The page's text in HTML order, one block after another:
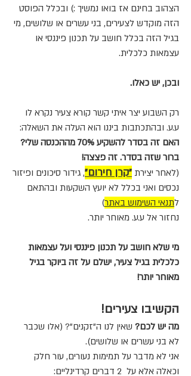
הצהוב בחינם אז בואו נמשיך :) ובכלל הפוסט
הזה מוקדש לצעירים, בני עשרים או שלושים, מי
בגיל הזה בכלל חושב על תכנון פיננסי או
עצמאות כלכלית.
ובכן, יש כאלו.
רק השבוע יצר איתי קשר קורא צעיר נקרא לו
ע.ע. ובהתכתבות ביננו הוא העלה את השאלה:
האם זה בסדר להשקיע 70% מההכנסה שלי?
ברור שזה בסדר. זה פצצה!
(לאחר יצירת "קרן חירום", גידור סיכונים ופיזור
נכסים ואני בכלל לא יועץ השקעות ובהתאם
לתנאי השימוש באתר)
נחזור אל ע.ע. מאוחר יותר.
מי שלא חושב על תכנון פיננסי ועל עצמאות
כלכלית בגיל צעיר, ישלם על זה ביוקר בגיל
מאוחר יותר!
הקשיבו צעירים!
מה יש לכם? שאין לנו ה"זקנים"? (אלו שכבר
לא בני עשרים או שלושים).
אני לא מדבר על תמימות נעורים, עור חלק
וכאלה אלא על 2 דברים קרדינליים: